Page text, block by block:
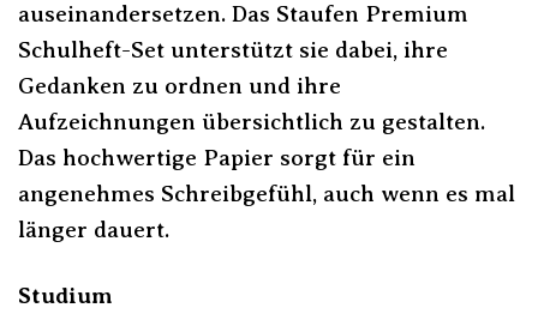
auseinandersetzen. Das Staufen Premium
Schulheft-Set unterstützt sie dabei, ihre
Gedanken zu ordnen und ihre
Aufzeichnungen übersichtlich zu gestalten.
Das hochwertige Papier sorgt für ein
angenehmes Schreibgefühl, auch wenn es mal
länger dauert.
Studium